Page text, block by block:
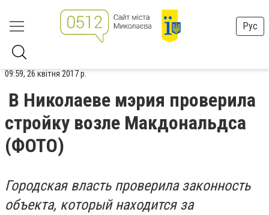
Рус
09:59, 26 квітня 2017 р.
В Николаеве мэрия проверила
стройку возле Макдональдса
(ФОТО)
Городская власть проверила законность
объекта, который находится за